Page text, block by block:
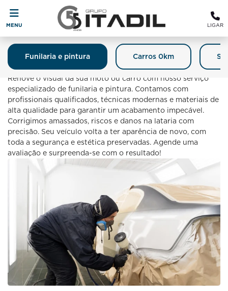
MENU LIGAR
Carros 0km
Funilaria e pintura
Funilaria E Pintura
Renove o visual da sua moto ou carro com nosso serviço
especializado de funilaria e pintura. Contamos com
profissionais qualificados, técnicas modernas e materiais de
alta qualidade para garantir um acabamento impecável.
Corrigimos amassados, riscos e danos na lataria com
precisão. Seu veículo volta a ter aparência de novo, com
toda a segurança e estética preservadas. Agende uma
avaliação e surpreenda-se com o resultado!